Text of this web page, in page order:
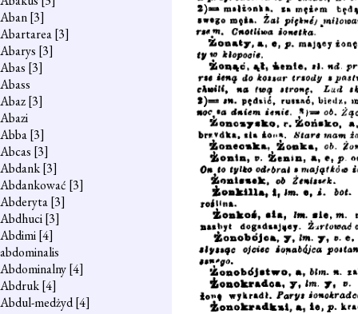
Aban[3]
Abartarea[3]
Abarys [3]
Abas [3]
Abass
Abaz[3]
Abazi
Abba[3]
Abcas [3]
Abdank[3]
Abdankować [3]
Abderyta[3]
Abdhuci[3]
Abdimi[4]
abdominalis
Abdominalny[4]
Abdruk[4]
Abdul-medżyd[4]